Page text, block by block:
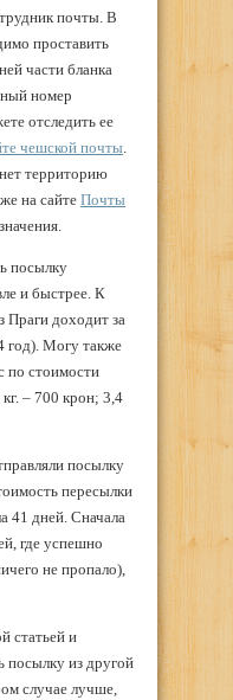
почты. В
проставить
части бланка
номер
отследить ее
чешской почты.
территорию
на сайте Почты
посылку
и быстрее. К
Праги доходит за
год). Могу также
по стоимости
– 700 крон; 3,4
посылку
пересылки
41 дней. Сначала
где успешно
не пропало),
статьей и
посылку из другой
случае лучше,